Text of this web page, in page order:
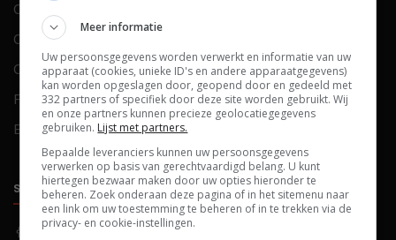
Contact
Over ons
Colofon
FAQ
Blog
Cookies
Cookievoorkeuren
SOCIALS
Facebook
ONTDEKKEN
Meer informatie
Uw persoonsgegevens worden verwerkt en informatie van uw
apparaat (cookies, unieke ID's en andere apparaatgegevens)
kan worden opgeslagen door, geopend door en gedeeld met
332 partners of specifiek door deze site worden gebruikt. Wij
en onze partners kunnen precieze geolocatiegegevens
gebruiken. Lijst met partners.
Bepaalde leveranciers kunnen uw persoonsgegevens
verwerken op basis van gerechtvaardigd belang. U kunt
hiertegen bezwaar maken door uw opties hieronder te
beheren. Zoek onderaan deze pagina of in het sitemenu naar
een link om uw toestemming te beheren of in te trekken via de
privacy- en cookie-instellingen.